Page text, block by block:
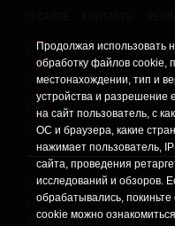
Продолжая использовать
обработку файлов cookie,
местонахождении, тип и
устройства и разрешение
на сайт пользователь, с
ОС и браузера, какие
нажимает пользователь,
сайта, проведения
исследований и обзоров.
обрабатывались,
cookie можно
! Политика
! Информация о
Данный сайт не
младше 16 лет.
Сетевое издание «Твой
регистрации средства
ФС77-86309 от 17 ноября